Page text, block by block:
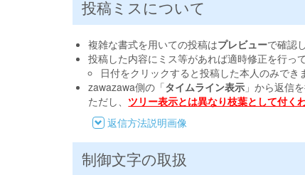
投稿ミスについて
複雑な書式を用いての投稿はプレビューで確認
投稿した内容にミス等があれば適時修正を行っ
日付をクリックすると投稿した本人のみでき
zawazawa側の「タイムライン表示 」から返信
ただし、 ツリー表示とは異なり枝葉として付く
返信方法説明画像
制御文字の取扱